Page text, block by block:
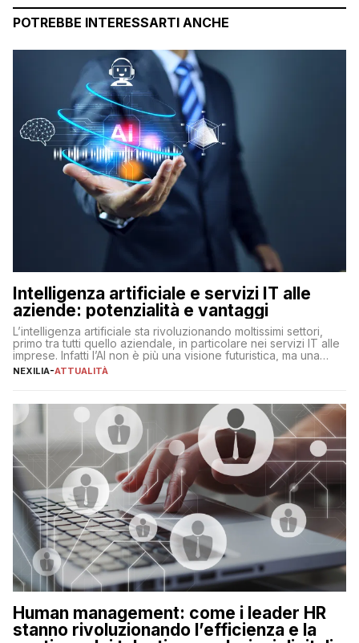
POTREBBE INTERESSARTI ANCHE
Intelligenza artificiale e servizi IT alle
aziende: potenzialità e vantaggi
L’intelligenza artificiale sta rivoluzionando moltissimi settori,
primo tra tutti quello aziendale, in particolare nei servizi IT alle
imprese. Infatti l’AI non è più una visione futuristica, ma una
realtà operativa che sta portando a un cambio significativo in
operazioni, bensì comporta […]
NEXILIA-ATTUALITÀ
Human management: come i leader HR
stanno rivoluzionando l’efficienza e la